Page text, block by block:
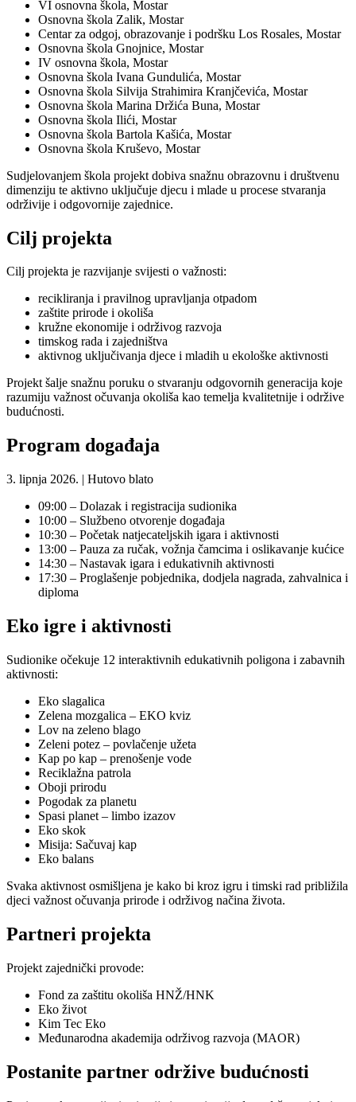
VI osnovna škola, Mostar
Osnovna škola Zalik, Mostar
Centar za odgoj, obrazovanje i podršku Los Rosales, Mostar
Osnovna škola Gnojnice, Mostar
IV osnovna škola, Mostar
Osnovna škola Ivana Gundulića, Mostar
Osnovna škola Silvija Strahimira Kranjčevića, Mostar
Osnovna škola Marina Držića Buna, Mostar
Osnovna škola Ilići, Mostar
Osnovna škola Bartola Kašića, Mostar
Osnovna škola Kruševo, Mostar
Sudjelovanjem škola projekt dobiva snažnu obrazovnu i društvenu
dimenziju te aktivno uključuje djecu i mlade u procese stvaranja
održivije i odgovornije zajednice.
Cilj projekta
Cilj projekta je razvijanje svijesti o važnosti:
recikliranja i pravilnog upravljanja otpadom
zaštite prirode i okoliša
kružne ekonomije i održivog razvoja
timskog rada i zajedništva
aktivnog uključivanja djece i mladih u ekološke aktivnosti
Projekt šalje snažnu poruku o stvaranju odgovornih generacija koje
razumiju važnost očuvanja okoliša kao temelja kvalitetnije i održive
budućnosti.
Program događaja
3. lipnja 2026. | Hutovo blato
09:00 – Dolazak i registracija sudionika
10:00 – Službeno otvorenje događaja
10:30 – Početak natjecateljskih igara i aktivnosti
13:00 – Pauza za ručak, vožnja čamcima i oslikavanje kućice
14:30 – Nastavak igara i edukativnih aktivnosti
17:30 – Proglašenje pobjednika, dodjela nagrada, zahvalnica i
diploma
Eko igre i aktivnosti
Sudionike očekuje 12 interaktivnih edukativnih poligona i zabavnih
aktivnosti:
Eko slagalica
Zelena mozgalica – EKO kviz
Lov na zeleno blago
Zeleni potez – povlačenje užeta
Kap po kap – prenošenje vode
Reciklažna patrola
Oboji prirodu
Pogodak za planetu
Spasi planet – limbo izazov
Eko skok
Misija: Sačuvaj kap
Eko balans
Svaka aktivnost osmišljena je kako bi kroz igru i timski rad približila
djeci važnost očuvanja prirode i održivog načina života.
Partneri projekta
Projekt zajednički provode:
Fond za zaštitu okoliša HNŽ/HNK
Eko život
Kim Tec Eko
Međunarodna akademija održivog razvoja (MAOR)
Postanite partner održive budućnosti